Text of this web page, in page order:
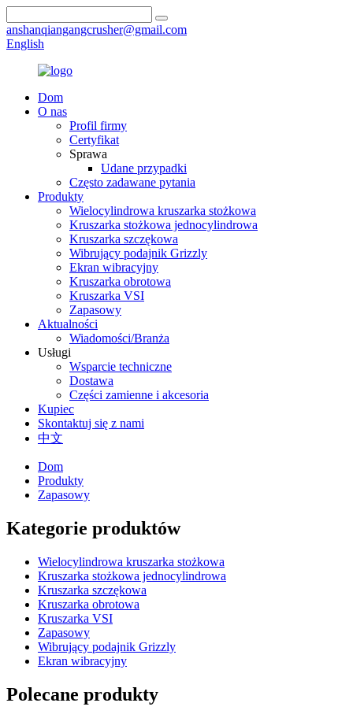
anshanqiangangcrusher@gmail.com
English
Dom
O nas
Profil firmy
Certyfikat
Sprawa
Udane przypadki
Często zadawane pytania
Produkty
Wielocylindrowa kruszarka stożkowa
Kruszarka stożkowa jednocylindrowa
Kruszarka szczękowa
Wibrujący podajnik Grizzly
Ekran wibracyjny
Kruszarka obrotowa
Kruszarka VSI
Zapasowy
Aktualności
Wiadomości/Branża
Usługi
Wsparcie techniczne
Dostawa
Części zamienne i akcesoria
Kupiec
Skontaktuj się z nami
中文
Dom
Produkty
Zapasowy
Kategorie produktów
Wielocylindrowa kruszarka stożkowa
Kruszarka stożkowa jednocylindrowa
Kruszarka szczękowa
Kruszarka obrotowa
Kruszarka VSI
Zapasowy
Wibrujący podajnik Grizzly
Ekran wibracyjny
Polecane produkty